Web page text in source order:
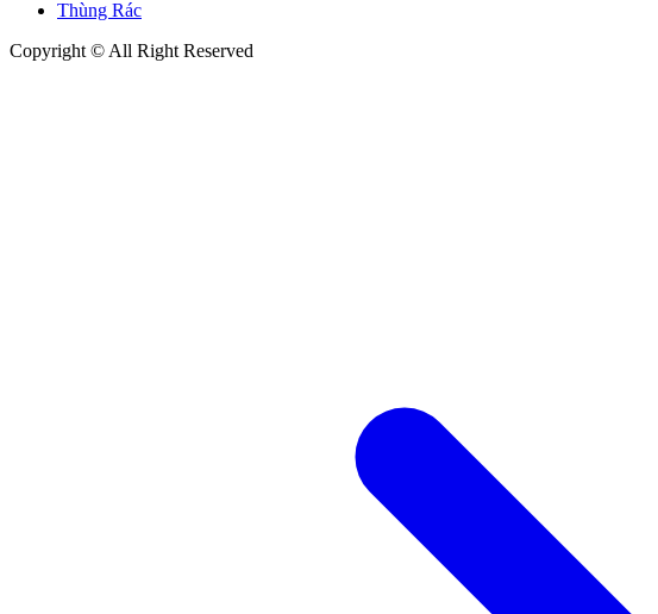
Thùng Rác
Copyright © All Right Reserved